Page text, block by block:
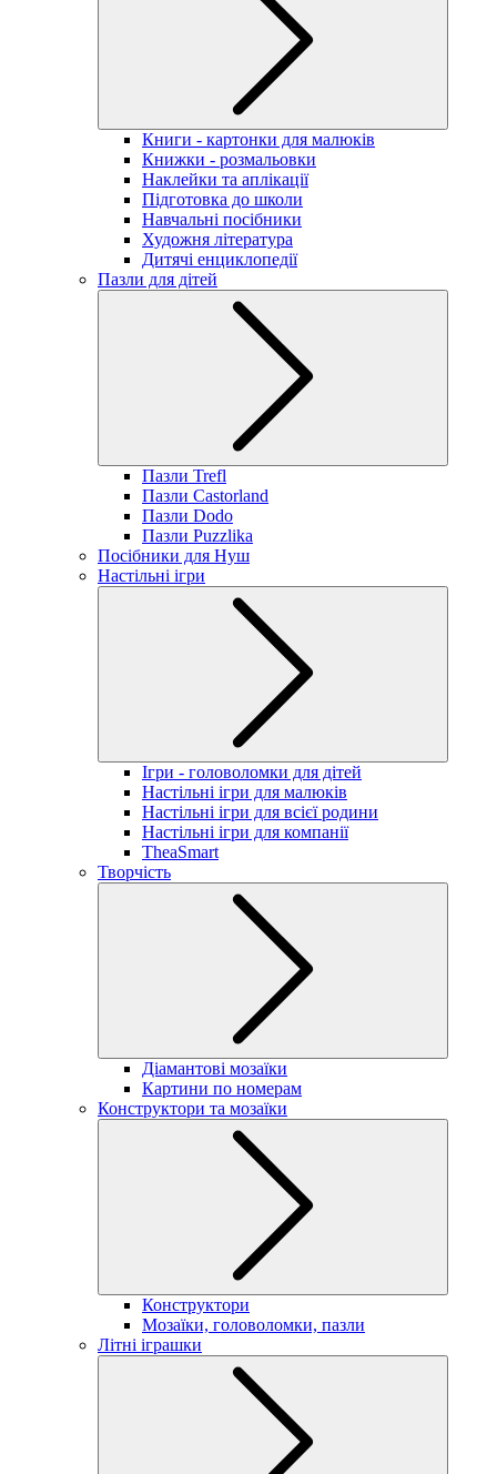
Книги - картонки для малюків
Книжки - розмальовки
Наклейки та аплікації
Підготовка до школи
Навчальні посібники
Художня література
Дитячі енциклопедії
Пазли для дітей
Пазли Trefl
Пазли Castorland
Пазли Dodo
Пазли Puzzlika
Посібники для Нуш
Настільні ігри
Ігри - головоломки для дітей
Настільні ігри для малюків
Настільні ігри для всієї родини
Настільні ігри для компанії
TheaSmart
Творчість
Діамантові мозаїки
Картини по номерам
Конструктори та мозаїки
Конструктори
Мозаїки, головоломки, пазли
Літні іграшки